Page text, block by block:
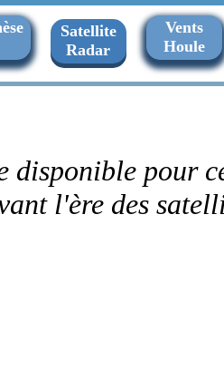
Satellite
Radar
Vents
Houle
disponible pour
l'ère des